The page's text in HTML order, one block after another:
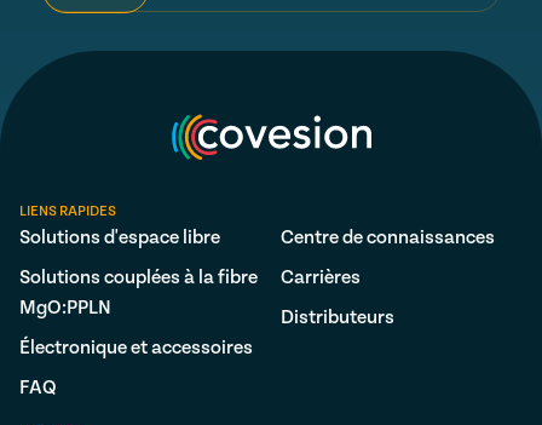
LIENS RAPIDES
Solutions d'espace libre
Solutions couplées à la fibre
MgO:PPLN
Électronique et accessoires
FAQ
Centre de connaissances
Carrières
Distributeurs